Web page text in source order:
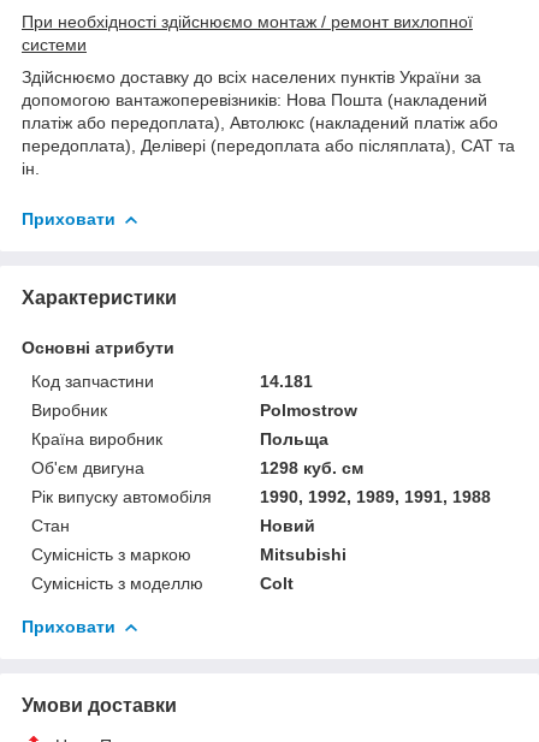
При необхідності здійснюємо монтаж / ремонт вихлопної
системи
Здійснюємо доставку до всіх населених пунктів України за
допомогою вантажоперевізників: Нова Пошта (накладений
платіж або передоплата), Автолюкс (накладений платіж або
передоплата), Делівері (передоплата або післяплата), САТ та
ін.
Приховати
Характеристики
Основні атрибути
Код запчастини
14.181
Виробник
Polmostrow
Країна виробник
Польща
Об'єм двигуна
1298 куб. см
Рік випуску автомобіля
1990, 1992, 1989, 1991, 1988
Стан
Новий
Сумісність з маркою
Mitsubishi
Сумісність з моделлю
Colt
Приховати
Умови доставки